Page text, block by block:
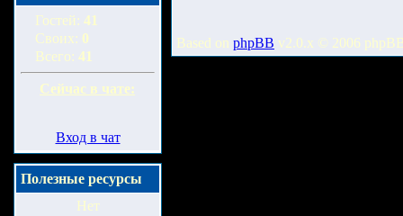
Гостей: 41
Своих: 0
Всего: 41
Сейчас в чате:
Вход в чат
Полезные ресурсы
Нет
Based on phpBB v2.0.x © 2006